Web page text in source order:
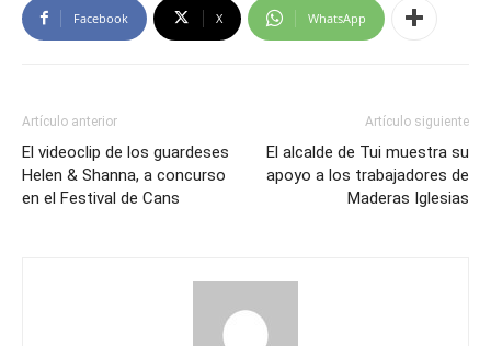
Facebook X WhatsApp
Artículo anterior
El videoclip de los guardeses
Helen & Shanna, a concurso
en el Festival de Cans
Artículo siguiente
El alcalde de Tui muestra su
apoyo a los trabajadores de
Maderas Iglesias